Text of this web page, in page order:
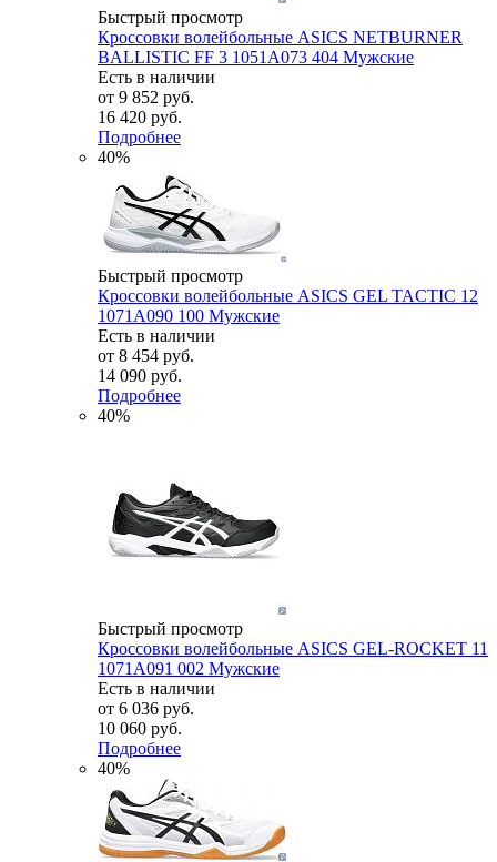
Быстрый просмотр
Кроссовки волейбольные ASICS NETBURNER
BALLISTIC FF 3 1051A073 404 Мужские
Есть в наличии
от 9 852 руб.
16 420 руб.
Подробнее
40%
Быстрый просмотр
Кроссовки волейбольные ASICS GEL TACTIC 12
1071A090 100 Мужские
Есть в наличии
от 8 454 руб.
14 090 руб.
Подробнее
40%
Быстрый просмотр
Кроссовки волейбольные ASICS GEL-ROCKET 11
1071A091 002 Мужские
Есть в наличии
от 6 036 руб.
10 060 руб.
Подробнее
40%